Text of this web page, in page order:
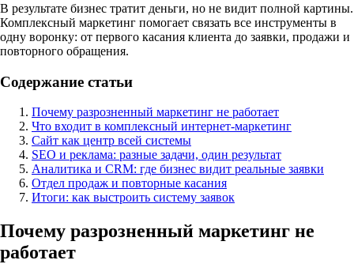
В результате бизнес тратит деньги, но не видит полной картины.
Комплексный маркетинг помогает связать все инструменты в
одну воронку: от первого касания клиента до заявки, продажи и
повторного обращения.
Содержание статьи
Почему разрозненный маркетинг не работает
Что входит в комплексный интернет-маркетинг
Сайт как центр всей системы
SEO и реклама: разные задачи, один результат
Аналитика и CRM: где бизнес видит реальные заявки
Отдел продаж и повторные касания
Итоги: как выстроить систему заявок
Почему разрозненный маркетинг не
работает